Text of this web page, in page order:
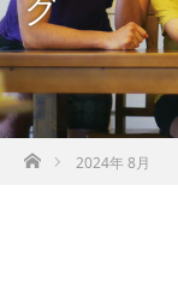
グ
ホーム2024年 8月